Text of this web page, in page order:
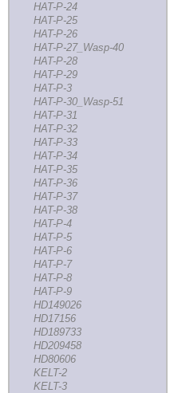
HAT-P-24
HAT-P-25
HAT-P-26
HAT-P-27_Wasp-40
HAT-P-28
HAT-P-29
HAT-P-3
HAT-P-30_Wasp-51
HAT-P-31
HAT-P-32
HAT-P-33
HAT-P-34
HAT-P-35
HAT-P-36
HAT-P-37
HAT-P-38
HAT-P-4
HAT-P-5
HAT-P-6
HAT-P-7
HAT-P-8
HAT-P-9
HD149026
HD17156
HD189733
HD209458
HD80606
KELT-2
KELT-3